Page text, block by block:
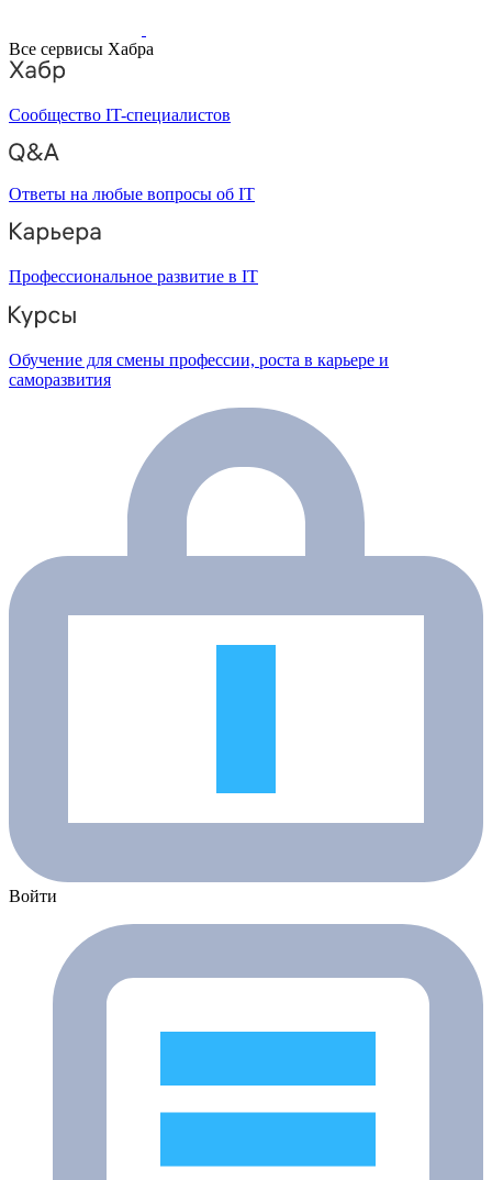
Все сервисы Хабра
Сообщество IT-специалистов
Ответы на любые вопросы об IT
Профессиональное развитие в IT
Обучение для смены профессии, роста в карьере и
саморазвития
Войти